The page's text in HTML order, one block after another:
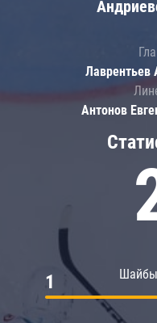
Шайбы
1
Лаврентьев
Антонов